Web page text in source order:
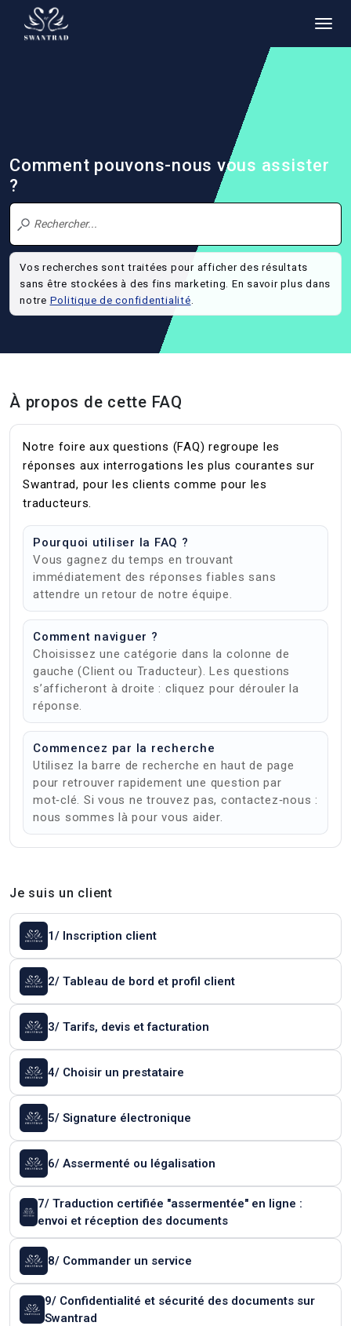
Comment pouvons-nous vous assister
?
Vos recherches sont traitées pour afficher des résultats
sans être stockées à des fins marketing. En savoir plus dans
notre Politique de confidentialité.
À propos de cette FAQ
Notre foire aux questions (FAQ) regroupe les
réponses aux interrogations les plus courantes sur
Swantrad, pour les clients comme pour les
traducteurs.
Pourquoi utiliser la FAQ ?
Vous gagnez du temps en trouvant
immédiatement des réponses fiables sans
attendre un retour de notre équipe.
Comment naviguer ?
Choisissez une catégorie dans la colonne de
gauche (Client ou Traducteur). Les questions
s’afficheront à droite : cliquez pour dérouler la
réponse.
Commencez par la recherche
Utilisez la barre de recherche en haut de page
pour retrouver rapidement une question par
mot‑clé. Si vous ne trouvez pas, contactez‑nous :
nous sommes là pour vous aider.
Je suis un client
1/ Inscription client
2/ Tableau de bord et profil client
3/ Tarifs, devis et facturation
4/ Choisir un prestataire
5/ Signature électronique
6/ Assermenté ou légalisation
7/ Traduction certifiée "assermentée" en ligne :
envoi et réception des documents
8/ Commander un service
9/ Confidentialité et sécurité des documents sur
Swantrad